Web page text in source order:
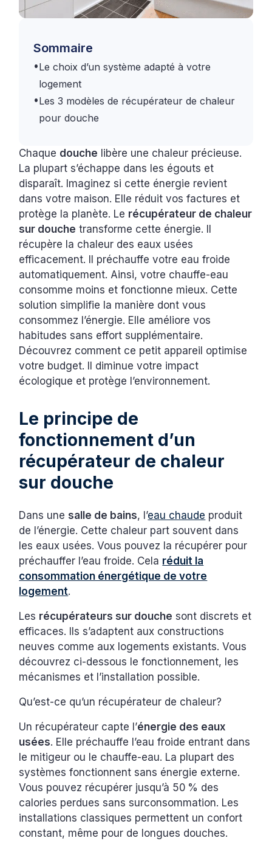
Sommaire
•Le choix d’un système adapté à votre
logement
•Les 3 modèles de récupérateur de chaleur
pour douche
Chaque douche libère une chaleur précieuse.
La plupart s’échappe dans les égouts et
disparaît. Imaginez si cette énergie revient
dans votre maison. Elle réduit vos factures et
protège la planète. Le récupérateur de chaleur
sur douche transforme cette énergie. Il
récupère la chaleur des eaux usées
efficacement. Il préchauffe votre eau froide
automatiquement. Ainsi, votre chauffe-eau
consomme moins et fonctionne mieux. Cette
solution simplifie la manière dont vous
consommez l’énergie. Elle améliore vos
habitudes sans effort supplémentaire.
Découvrez comment ce petit appareil optimise
votre budget. Il diminue votre impact
écologique et protège l’environnement.
Le principe de
fonctionnement d’un
récupérateur de chaleur
sur douche
Dans unesalle de bains, l’eau chaude produit
de l’énergie. Cette chaleur part souvent dans
les eaux usées. Vous pouvez la récupérer pour
préchauffer l’eau froide. Cela réduit la
consommation énergétique de votre
logement.
Les récupérateurs sur douche sont discrets et
efficaces. Ils s’adaptent aux constructions
neuves comme aux logements existants. Vous
découvrez ci-dessous le fonctionnement, les
mécanismes et l’installation possible.
Qu’est-ce qu’un récupérateur de chaleur?
Un récupérateur capte l’énergie des eaux
usées. Elle préchauffe l’eau froide entrant dans
le mitigeur ou le chauffe-eau. La plupart des
systèmes fonctionnent sans énergie externe.
Vous pouvez récupérer jusqu’à 50 % des
calories perdues sans surconsommation. Les
installations classiques permettent un confort
constant, même pour de longues douches.